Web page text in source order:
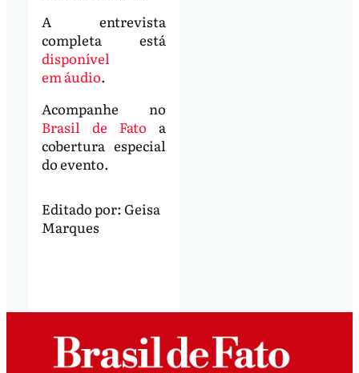
A entrevista
completa está
disponível
em áudio.
Acompanhe no
Brasil de Fato a
cobertura especial
do evento.
Editado por: Geisa
Marques